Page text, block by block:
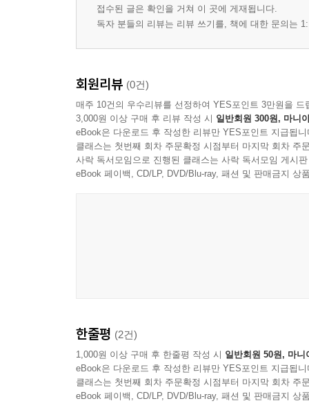
ㆍ사회구조적 관점의 거시환경론
제5장 인간의 욕구와 공격성
ㆍ매슬로우(Maslow)의 인간욕구 단계와 범죄성
ㆍ공격성의 본질
ㆍ공격의 분류와 형태
ㆍ인간 공격성에 대한 이론적 접근
ㆍ공격에 영향을 미치는 외부적 요소
제4편 성범죄 심리
제8장 인간의 성적 이상행동
ㆍ성욕과 성심리
ㆍ성의 이상과 성도착증
접수된 글은 확인을 거쳐 이 곳에 게재됩니다.
독자 분들의 리뷰는 리뷰 쓰기를, 책에 대한 문의는
회원리뷰 (0건)
매주 10건의 우수리뷰를 선정하여 YES포인트 3만원을 드
3,000원 이상 구매 후 리뷰 작성 시 일반회원 300원, 마니
eBook은 다운로드 후 작성한 리뷰만 YES포인트 지급됩니
클래스는 첫번째 회차 주문확정 시점부터 마지막 회차 주
사락 독서모임으로 진행된 클래스는 사락 독서모임 게시
eBook 페이백, CD/LP, DVD/Blu-ray, 패션 및 판매금지 상
한줄평 (2건)
1,000원 이상 구매 후 한줄평 작성 시 일반회원 50원, 마니
eBook은 다운로드 후 작성한 리뷰만 YES포인트 지급됩니
클래스는 첫번째 회차 주문확정 시점부터 마지막 회차 주
eBook 페이백, CD/LP, DVD/Blu-ray, 패션 및 판매금지 상